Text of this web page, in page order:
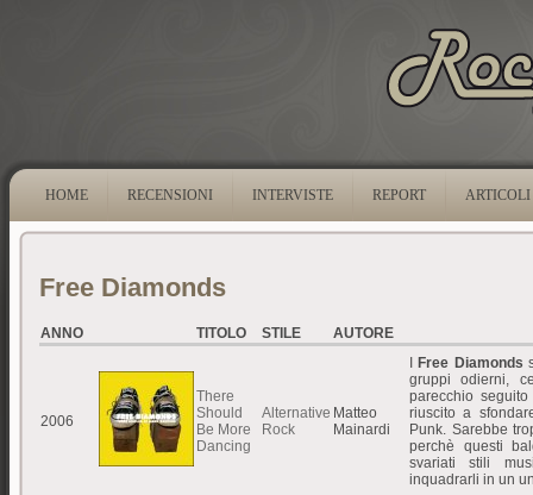
HOME RECENSIONI INTERVISTE REPORT ARTICOLI
Free Diamonds
ANNO TITOLO STILE AUTORE
2006
There
Should
Be More
Dancing
Alternative
Rock
Matteo
Mainardi
Free Diamonds
gruppi odierni,
parecchio
riuscito a
Punk. Sarebbe
perchè questi
svariati stili
inquadrarli in un